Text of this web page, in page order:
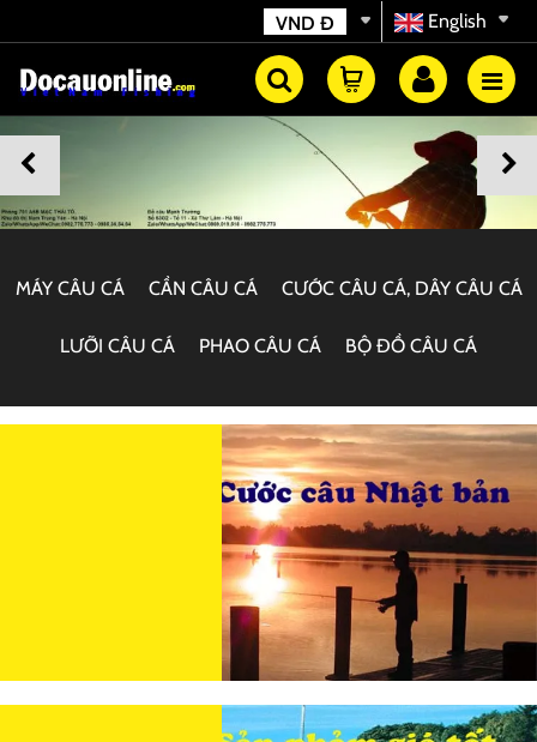
English
VND Đ
MÁY CÂU CÁ CẦN CÂU CÁ CƯỚC CÂU CÁ, DÂY CÂU CÁ
LƯỠI CÂU CÁ PHAO CÂU CÁ BỘ ĐỒ CÂU CÁ